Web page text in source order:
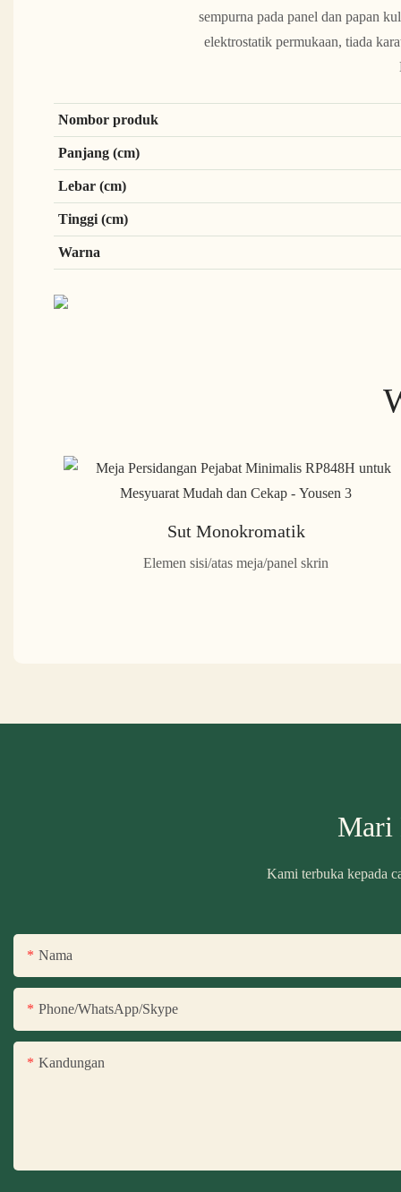
sempurna pada panel dan papan
elektrostatik permukaan, tiada
Nombor produk
Panjang (cm)
Lebar (cm)
Tinggi (cm)
Warna
Sut Monokromatik
Elemen sisi/atas meja/panel skrin
Mari
Kami terbuka kepada
Nama
Phone/WhatsApp/Skype
Kandungan